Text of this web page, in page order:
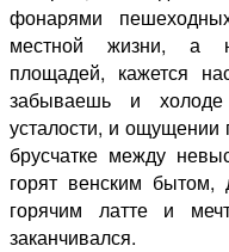
фонарями
местной жизни, а
площадей, кажется
забываешь и
усталости, и ощущении
брусчатке между
горят венским бытом,
горячим латте и
заканчивался.